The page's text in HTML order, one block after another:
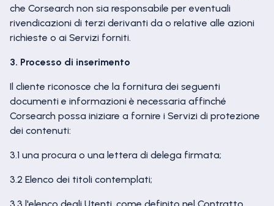
che Corsearch non sia responsabile per eventuali
rivendicazioni di terzi derivanti da o relative alle azioni
richieste o ai Servizi forniti.
3. Processo di inserimento
Il cliente riconosce che la fornitura dei seguenti
documenti e informazioni è necessaria affinché
Corsearch possa iniziare a fornire i Servizi di protezione
dei contenuti:
3.1 una procura o una lettera di delega firmata;
3.2 Elenco dei titoli contemplati;